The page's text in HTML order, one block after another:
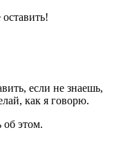
если не знаешь,
как я говорю.
об этом.